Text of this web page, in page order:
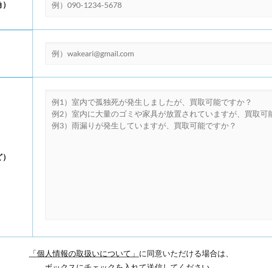
「個人情報の取扱いについて」 に同意いただける場合は、